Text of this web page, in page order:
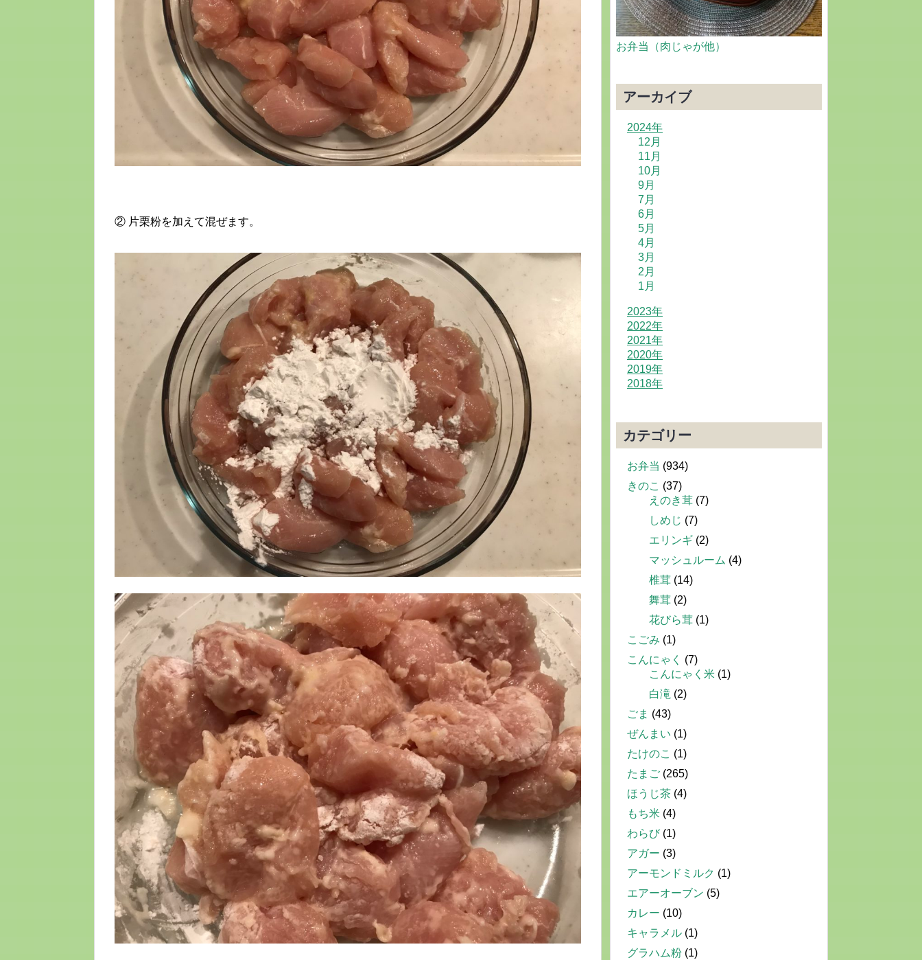
② 片栗粉を加えて混ぜます。
お弁当（肉じゃが他）
アーカイブ
2024年
12月
11月
10月
9月
7月
6月
5月
4月
3月
2月
1月
2023年
2022年
2021年
2020年
2019年
2018年
カテゴリー
お弁当 (934)
きのこ (37)
えのき茸 (7)
しめじ (7)
エリンギ (2)
マッシュルーム (4)
椎茸 (14)
舞茸 (2)
花びら茸 (1)
こごみ (1)
こんにゃく
(7)
こんにゃく米 (1)
白滝 (2)
ごま (43)
ぜんまい (1)
たけのこ (1)
たまご (265)
ほうじ茶 (4)
もち米 (4)
わらび(1)
アガー (3)
アーモンドミルク (1)
エアーオーブン (5)
カレー (10)
キャラメル (1)
グラハム粉 (1)